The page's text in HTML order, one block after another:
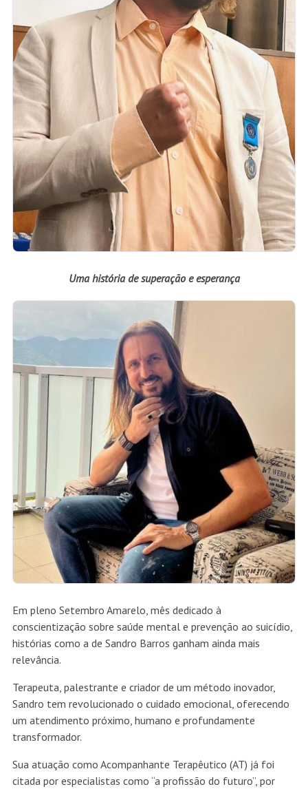
Uma história de superação e esperança
Em pleno Setembro Amarelo, mês dedicado à
conscientização sobre saúde mental e prevenção ao suicídio,
histórias como a de Sandro Barros ganham ainda mais
relevância.
Terapeuta, palestrante e criador de um método inovador,
Sandro tem revolucionado o cuidado emocional, oferecendo
um atendimento próximo, humano e profundamente
transformador.
Sua atuação como Acompanhante Terapêutico (AT) já foi
citada por especialistas como “a profissão do futuro”, por